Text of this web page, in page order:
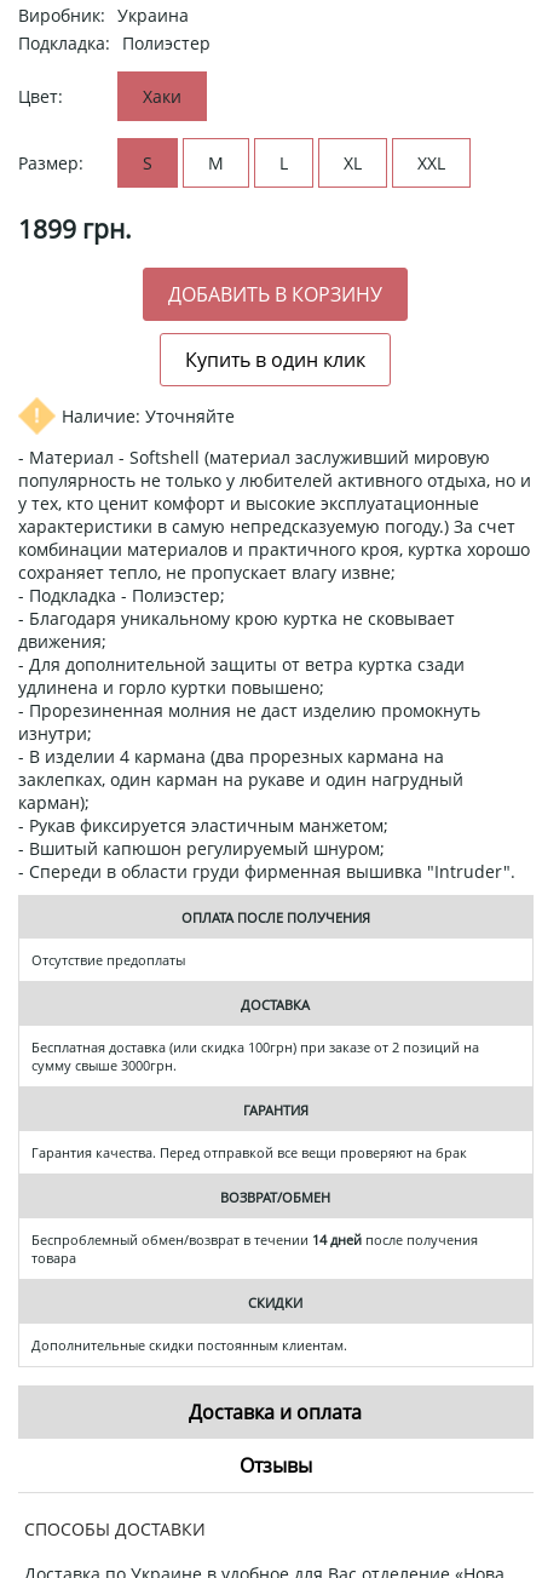
Виробник: Украина
Подкладка:
Полиэстер
Цвет: Хаки
Размер: S M L XL XXL
1899 грн.
Наличие: Уточняйте
- Материал - Softshell (материал заслуживший мировую
популярность не только у любителей активного отдыха, но и
у тех, кто ценит комфорт и высокие эксплуатационные
характеристики в самую непредсказуемую погоду.) За счет
комбинации материалов и практичного кроя, куртка хорошо
сохраняет тепло, не пропускает влагу извне;
- Подкладка - Полиэстер;
- Благодаря уникальному крою куртка не сковывает
движения;
- Для дополнительной защиты от ветра куртка сзади
удлинена и горло куртки повышено;
- Прорезиненная молния не даст изделию промокнуть
изнутри;
- В изделии 4 кармана (два прорезных кармана на
заклепках, один карман на рукаве и один нагрудный
карман);
- Рукав фиксируется эластичным манжетом;
- Вшитый капюшон регулируемый шнуром;
- Спереди в области груди фирменная вышивка "Intruder".
ОПЛАТА ПОСЛЕ ПОЛУЧЕНИЯ
Отсутствие предоплаты
ДОСТАВКА
Бесплатная доставка (или скидка 100грн) при заказе от 2 позиций на
сумму свыше 3000грн.
ГАРАНТИЯ
Гарантия качества. Перед отправкой все вещи проверяют на брак
ВОЗВРАТ/ОБМЕН
Беспроблемный обмен/возврат в течении 14 дней после получения
товара
СКИДКИ
Дополнительные скидки постоянным клиентам.
Доставка и оплата
Отзывы
СПОСОБЫ ДОСТАВКИ
Доставка по Украине в удобное для Вас отделение «Нова